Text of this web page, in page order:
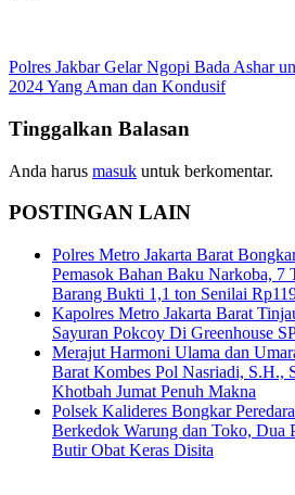
Navigasi
pos
Polres Jakbar Gelar Ngopi Bada Ashar
2024 Yang Aman dan Kondusif
Tinggalkan Balasan
Anda harus masuk untuk berkomentar.
POSTINGAN LAIN
Polres Metro Jakarta Barat
Pemasok Bahan Baku Narkoba, 7
Barang Bukti 1,1 ton Senilai
Kapolres Metro Jakarta Barat
Sayuran Pokcoy Di Greenhouse
Merajut Harmoni Ulama dan
Barat Kombes Pol Nasriadi, S.H.,
Khotbah Jumat Penuh Makna
Polsek Kalideres Bongkar
Berkedok Warung dan Toko, Dua
Butir Obat Keras Disita